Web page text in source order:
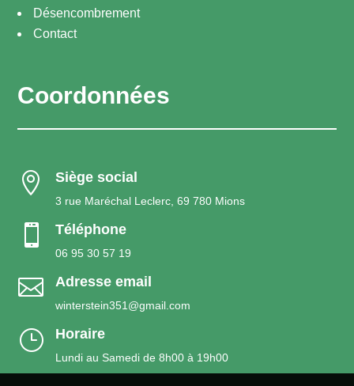
Désencombrement
Contact
Coordonnées
 Siège social
3 rue Maréchal Leclerc, 69 780 Mions
 Téléphone
06 95 30 57 19
 Adresse email
winterstein351@gmail.com
} Horaire
Lundi au Samedi de 8h00 à 19h00